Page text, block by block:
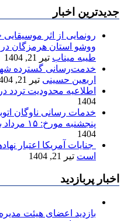
جدیدترین اخبار
رونمایی از اثر
ووشو استان هرمزگان
طیبه میناب تیر 21, 1404
خدمت‌رسانی گسترده
اربعین حسینی تیر 21, 1404
اطلاعیه محدودیت تردد
1404
خدمات رسانی ناوگان
پنجشنبه مورخ: ۱۵ مرداد به مقصد آرامستان باغو
1404
جنایات آمریکا اعتبار
است تیر 21, 1404
اخبار پربازدید
بازدید اعضای هیئت